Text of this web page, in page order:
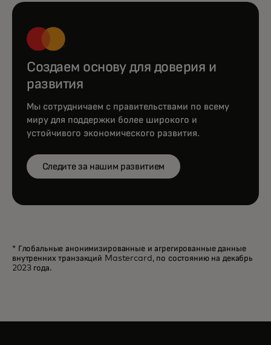
Создаем основу для доверия и
развития
Мы сотрудничаем с правительствами по всему
миру для поддержки более широкого и
устойчивого экономического развития.
Следите за нашим развитием
* Глобальные анонимизированные и агрегированные данные
внутренних транзакций Mastercard, по состоянию на декабрь
2023 года.